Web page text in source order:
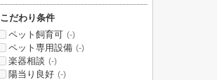
こだわり条件
ペット飼育可 (-)
ペット専用設備 (-)
楽器相談 (-)
陽当り良好 (-)